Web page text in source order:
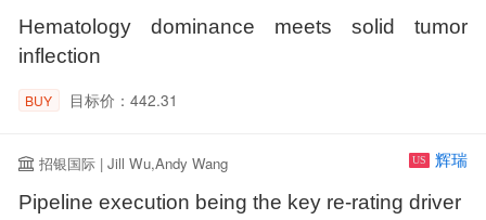
Hematology dominance meets solid tumor
inflection
BUY 目标价：442.31
招银国际 | Jill Wu,Andy Wang US 辉瑞
Pipeline execution being the key re-rating driver